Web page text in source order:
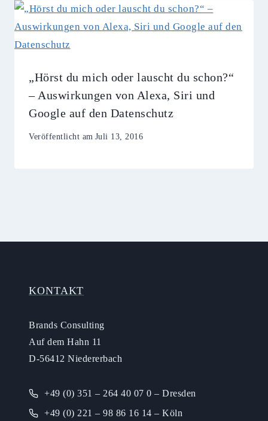
„Hörst du mich oder lauscht du schon?“
– Auswirkungen von Alexa, Siri und
Google auf den Datenschutz
Veröffentlicht am Juli 13, 2016
KONTAKT
Brands Consulting
Auf dem Hahn 11
D-56412 Niedererbach
+49 (0) 351 – 264 40 07 0 – Dresden
+49 (0) 221 – 98 86 16 14 – Köln